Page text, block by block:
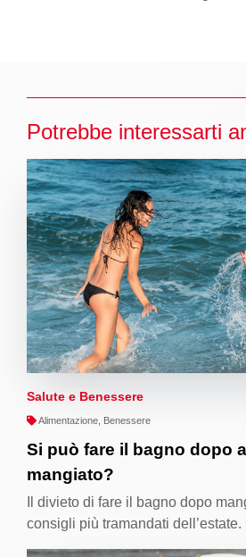
Potrebbe interessarti
Salute e Benessere
Alimentazione, Benessere
Si può fare il bagno dopo
mangiato?
Il divieto di fare il bagno dopo
consigli più tramandati